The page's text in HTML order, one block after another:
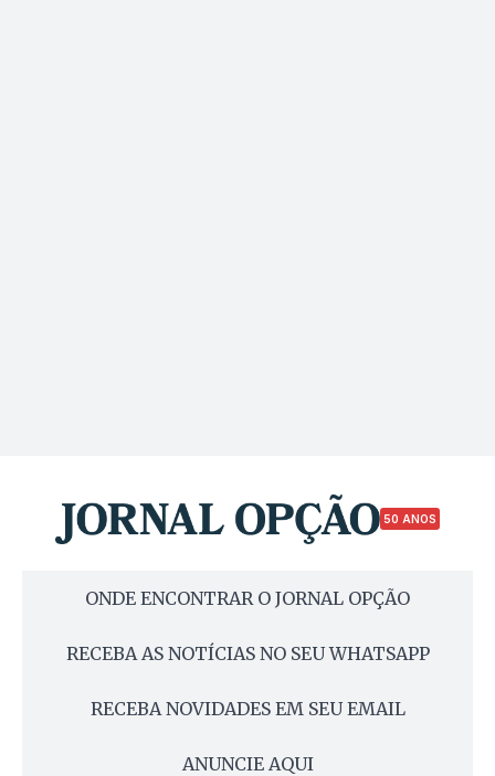
50 ANOS
ONDE ENCONTRAR O JORNAL OPÇÃO
RECEBA AS NOTÍCIAS NO SEU WHATSAPP
RECEBA NOVIDADES EM SEU EMAIL
ANUNCIE AQUI